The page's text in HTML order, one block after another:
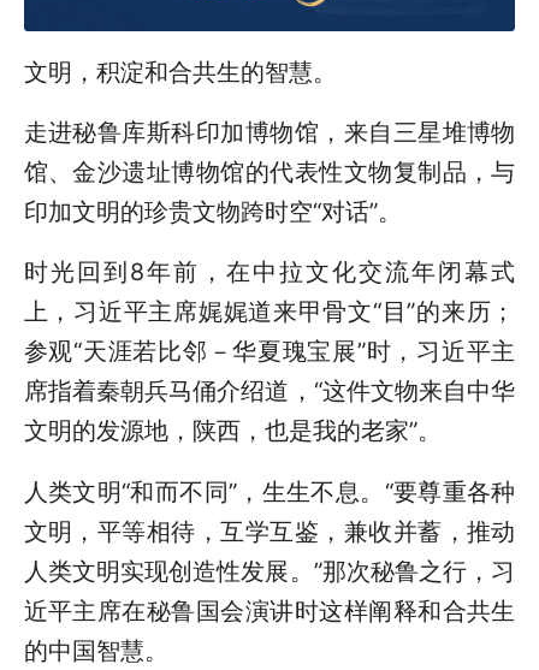
文明，积淀和合共生的智慧。
走进秘鲁库斯科印加博物馆，来自三星堆博物
馆、金沙遗址博物馆的代表性文物复制品，与
印加文明的珍贵文物跨时空“对话”。
时光回到8年前，在中拉文化交流年闭幕式
上，习近平主席娓娓道来甲骨文“目”的来历；
参观“天涯若比邻－华夏瑰宝展”时，习近平主
席指着秦朝兵马俑介绍道，“这件文物来自中华
文明的发源地，陕西，也是我的老家”。
人类文明“和而不同”，生生不息。“要尊重各种
文明，平等相待，互学互鉴，兼收并蓄，推动
人类文明实现创造性发展。”那次秘鲁之行，习
近平主席在秘鲁国会演讲时这样阐释和合共生
的中国智慧。